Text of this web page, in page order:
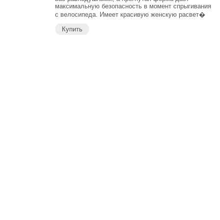
максимальную безопасность в момент спрыгивания
с велосипеда. Имеет красивую женскую расвет�
Купить